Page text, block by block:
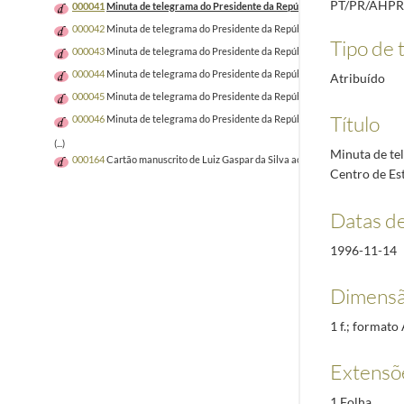
000041 Minuta de telegrama do Presidente da República, Jorge Sampaio,
000042 Minuta de telegrama do Presidente da República, Jorge Sampaio, a
000043 Minuta de telegrama do Presidente da República, Jorge Sampaio,
000044 Minuta de telegrama do Presidente da República, Jorge Sampaio, a
000045 Minuta de telegrama do Presidente da República, Jorge Sampaio,
000046 Minuta de telegrama do Presidente da República, Jorge Sampaio,
(...)
000164Cartão manuscrito de Luiz Gaspar da Silva ao Presidente da
PT/PR/
Tipo de
Atribuído
Título
Minuta de
Centro de
Datas
1996-11-14
1 f.; formato